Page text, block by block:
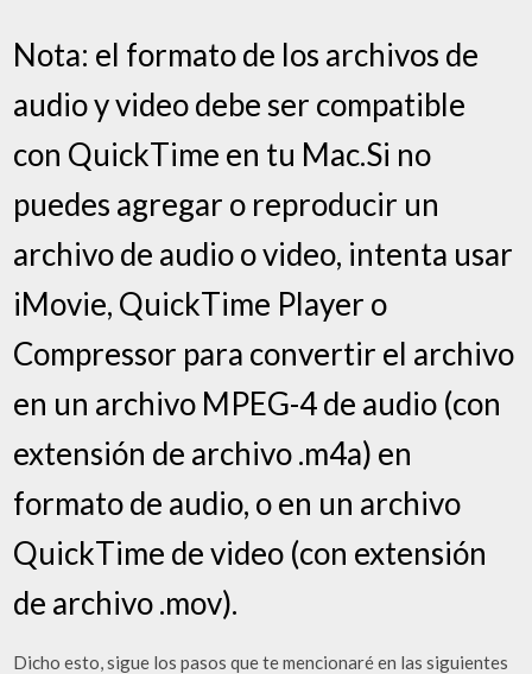
Nota: el formato de los archivos de
audio y video debe ser compatible
con QuickTime en tu Mac.Si no
puedes agregar o reproducir un
archivo de audio o video, intenta usar
iMovie, QuickTime Player o
Compressor para convertir el archivo
en un archivo MPEG-4 de audio (con
extensión de archivo .m4a) en
formato de audio, o en un archivo
QuickTime de video (con extensión
de archivo .mov).
Dicho esto, sigue los pasos que te mencionaré en las siguientes